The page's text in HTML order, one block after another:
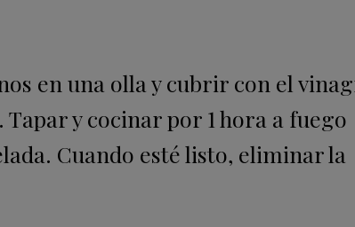
en una olla y cubrir con el
y cocinar por 1 hora a fuego
Cuando esté listo, eliminar la